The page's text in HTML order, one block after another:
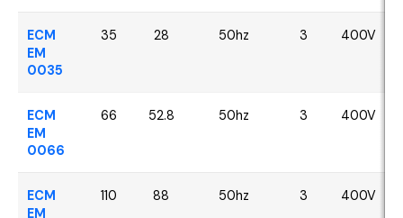
ECM
EM
0035
35 28 50hz 3 400V
ECM
EM
0066
66 52.8 50hz 3 400V
ECM
EM
110 88 50hz 3 400V